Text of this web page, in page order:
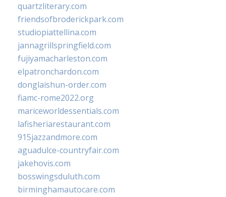
quartzliterary.com
friendsofbroderickpark.com
studiopiattellina.com
jannagrillspringfield.com
fujiyamacharleston.com
elpatronchardon.com
donglaishun-order.com
fiamc-rome2022.org
mariceworldessentials.com
lafisheriarestaurant.com
915jazzandmore.com
aguadulce-countryfair.com
jakehovis.com
bosswingsduluth.com
birminghamautocare.com